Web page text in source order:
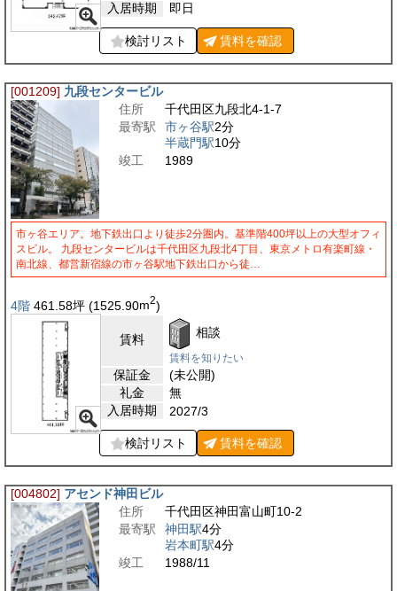
入居時期
即日
検討リスト 賃料を確認
[001209] 九段センタービル
住所
千代田区九段北4-1-7
最寄駅
市ヶ谷駅2分
半蔵門駅10分
竣工
1989
市ヶ谷エリア。地下鉄出口より徒歩2分圏内。基準階400坪以上の大型オフィ
スビル。 九段センタービルは千代田区九段北4丁目、東京メトロ有楽町線・
南北線、都営新宿線の市ヶ谷駅地下鉄出口から徒…
4階 461.58坪 (1525.90m2)
賃料 相談
賃料を知りたい
保証金
(未公開)
礼金
無
入居時期
2027/3
検討リスト 賃料を確認
[004802] アセンド神田ビル
住所
千代田区神田富山町10-2
最寄駅
神田駅4分
岩本町駅4分
竣工
1988/11